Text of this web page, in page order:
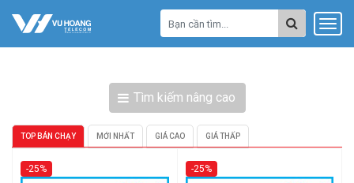
Tìm kiếm nâng cao
TOP BÁN CHẠY MỚI NHẤT GIÁ CAO GIÁ THẤP
-25% -25%